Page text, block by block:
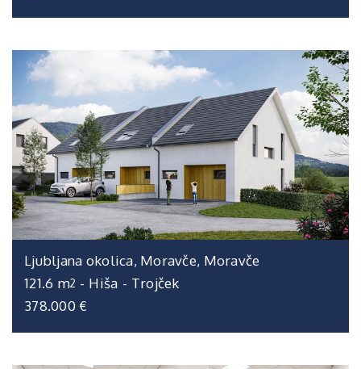
Ljubljana okolica, Moravče, Moravče
121.6 m2 - Hiša - Trojček
378.000 €